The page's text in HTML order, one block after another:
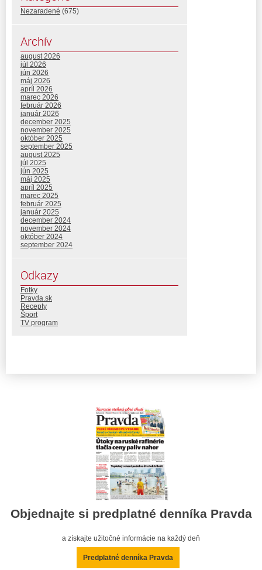
Nezaradené (675)
Archív
august 2026
júl 2026
jún 2026
máj 2026
apríl 2026
marec 2026
február 2026
január 2026
december 2025
november 2025
október 2025
september 2025
august 2025
júl 2025
jún 2025
máj 2025
apríl 2025
marec 2025
február 2025
január 2025
december 2024
november 2024
október 2024
september 2024
Odkazy
Fotky
Pravda.sk
Recepty
Šport
TV program
Objednajte si predplatné denníka Pravda
a získajte užitočné informácie na každý deň
Predplatné denníka Pravda